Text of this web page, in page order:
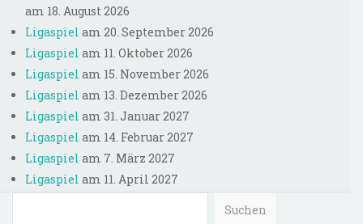
am 18. August 2026
Ligaspiel am 20. September 2026
Ligaspiel am 11. Oktober 2026
Ligaspiel am 15. November 2026
Ligaspiel am 13. Dezember 2026
Ligaspiel am 31. Januar 2027
Ligaspiel am 14. Februar 2027
Ligaspiel am 7. März 2027
Ligaspiel am 11. April 2027